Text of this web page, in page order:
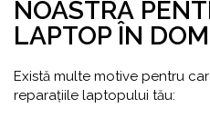
NOASTRĂ
LAPTOP ÎN
Există multe motive pentru
reparațiile laptopului tău: